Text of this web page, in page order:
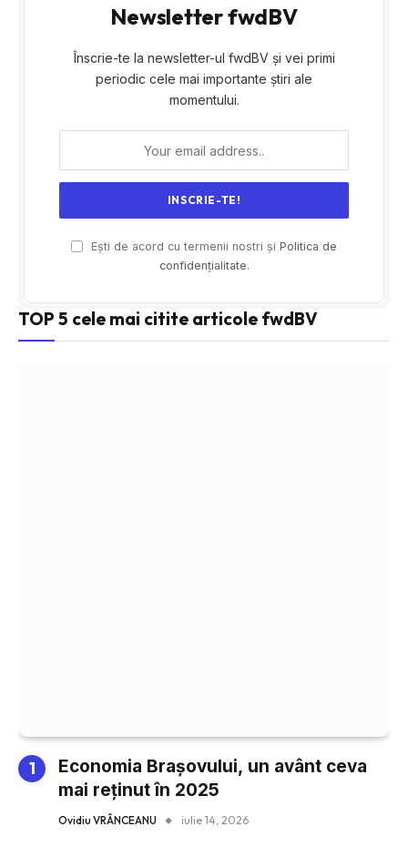
Newsletter fwdBV
Înscrie-te la newsletter-ul fwdBV și vei primi
periodic cele mai importante știri ale
momentului.
Ești de acord cu termenii nostri și Politica de
confidențialitate.
TOP 5 cele mai citite articole fwdBV
Economia Brașovului, un avânt ceva
mai reținut în 2025
Ovidiu VRÂNCEANU iulie 14, 2026